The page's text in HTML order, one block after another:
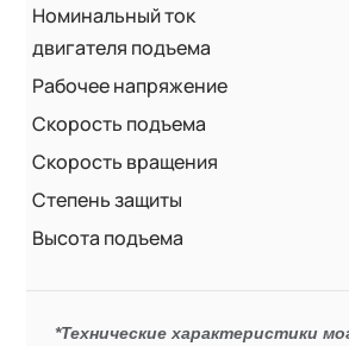
Номинальный ток
двигателя подъема
Рабочее напряжение
Скорость подъема
Скорость вращения
Степень защиты
Высота подъема
*Технические характеристики